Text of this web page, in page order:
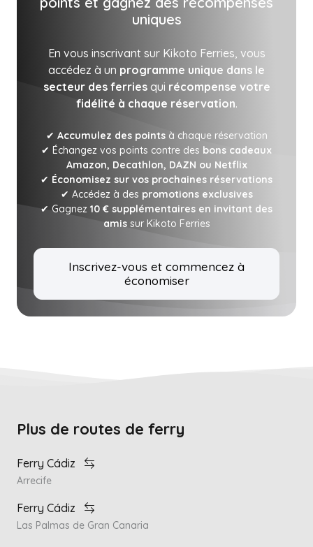
uniques
En vous inscrivant sur Kikoto Ferries, vous
accédez à un programme unique dans le
secteur des ferriesqui récompense votre
fidélité à chaque réservation.
✔ Accumulez des pointsà chaque réservation
✔ Échangez vos points contre des bons cadeaux
Amazon, Decathlon, DAZN ou Netflix
✔ Économisez sur vos prochaines réservations
✔ Accédez à des promotions exclusives
✔ Gagnez 10 € supplémentaires en invitant des
amissur Kikoto Ferries
Inscrivez-vous et commencez à
économiser
Plus de routes de ferry
Ferry Cádiz
Arrecife
Ferry Cádiz
Las Palmas de Gran Canaria